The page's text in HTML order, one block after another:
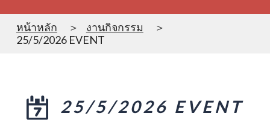
หน้าหลัก
งานกิจกรรม
25/5/2026 EVENT
25/5/2026 EVENT